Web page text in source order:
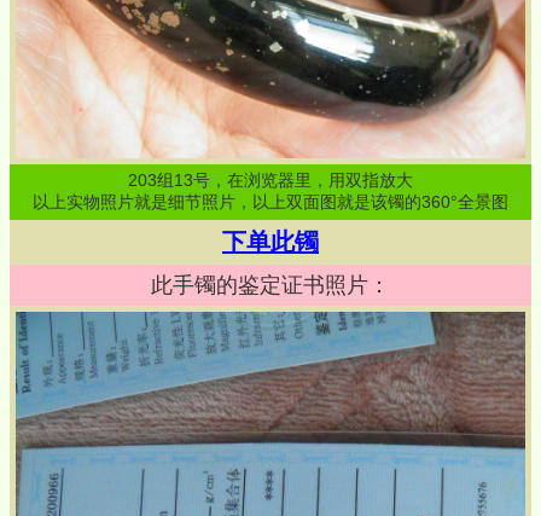
203组13号，在浏览器里，用双指放大
以上实物照片就是细节照片，以上双面图就是该镯的360°全景图
下单此镯
此手镯的鉴定证书照片：